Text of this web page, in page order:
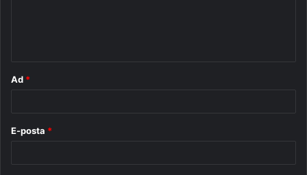
Ad *
E-posta *